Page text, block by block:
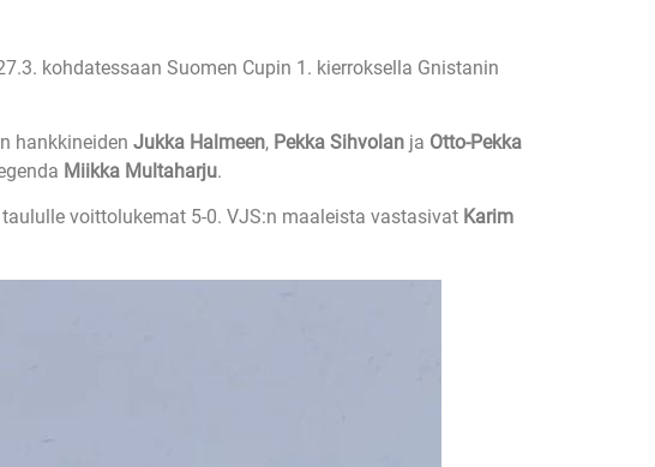
kohdatessaan Suomen Cupin 1. kierroksella Gnistanin
hankkineiden Jukka Halmeen, Pekka Sihvolan ja Otto-Pekka
Miikka Multaharju.
voittolukemat 5-0. VJS:n maaleista vastasivat Karim